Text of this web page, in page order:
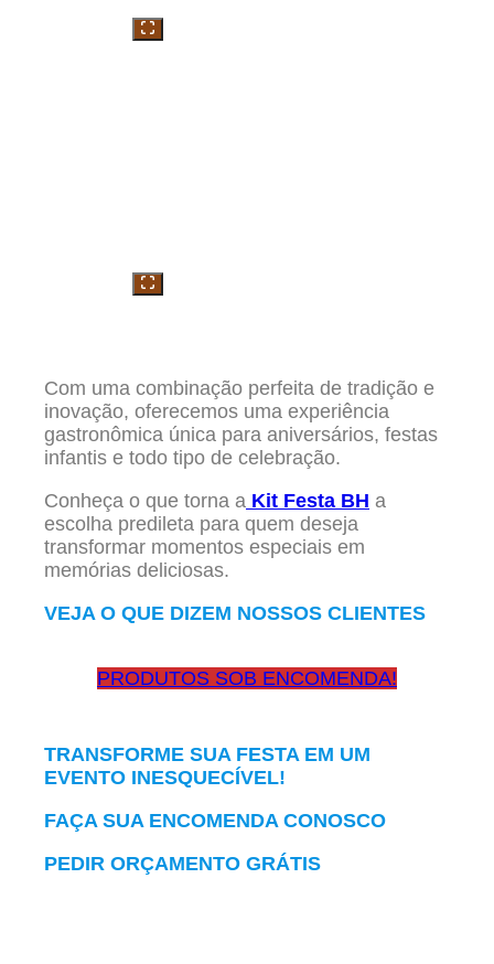
Com uma combinação perfeita de tradição e
inovação, oferecemos uma experiência
gastronômica única para aniversários, festas
infantis e todo tipo de celebração.
Conheça o que torna a Kit Festa BH a
escolha predileta para quem deseja
transformar momentos especiais em
memórias deliciosas.
VEJA O QUE DIZEM NOSSOS CLIENTES
PRODUTOS SOB ENCOMENDA!
TRANSFORME SUA FESTA EM UM
EVENTO INESQUECÍVEL!
FAÇA SUA ENCOMENDA CONOSCO
PEDIR ORÇAMENTO GRÁTIS